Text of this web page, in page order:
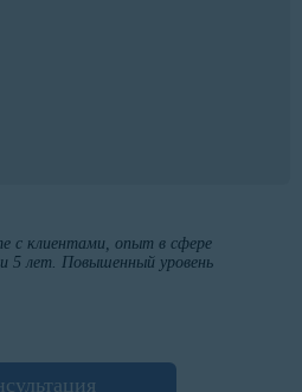
с клиентами, опыт в сфере
5 лет. Повышенный уровень